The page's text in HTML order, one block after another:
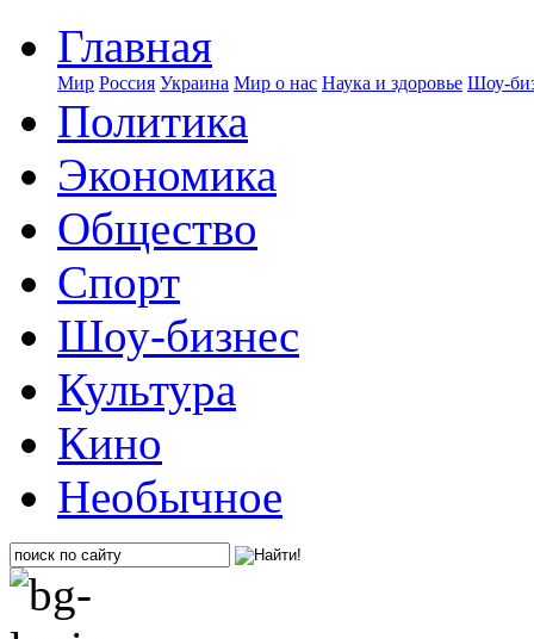
Главная
Мир Россия Украина Мир о нас Наука и здоровье Шоу-
Политика
Экономика
Общество
Спорт
Шоу-бизнес
Культура
Кино
Необычное